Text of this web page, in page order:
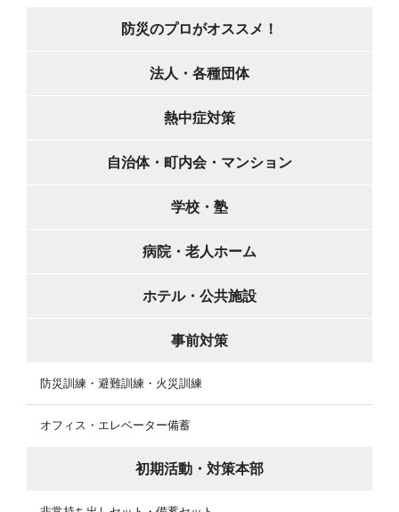
防災のプロがオススメ！
法人・各種団体
熱中症対策
自治体・町内会・マンション
学校・塾
病院・老人ホーム
ホテル・公共施設
事前対策
防災訓練・避難訓練・火災訓練
オフィス・エレベーター備蓄
初期活動・対策本部